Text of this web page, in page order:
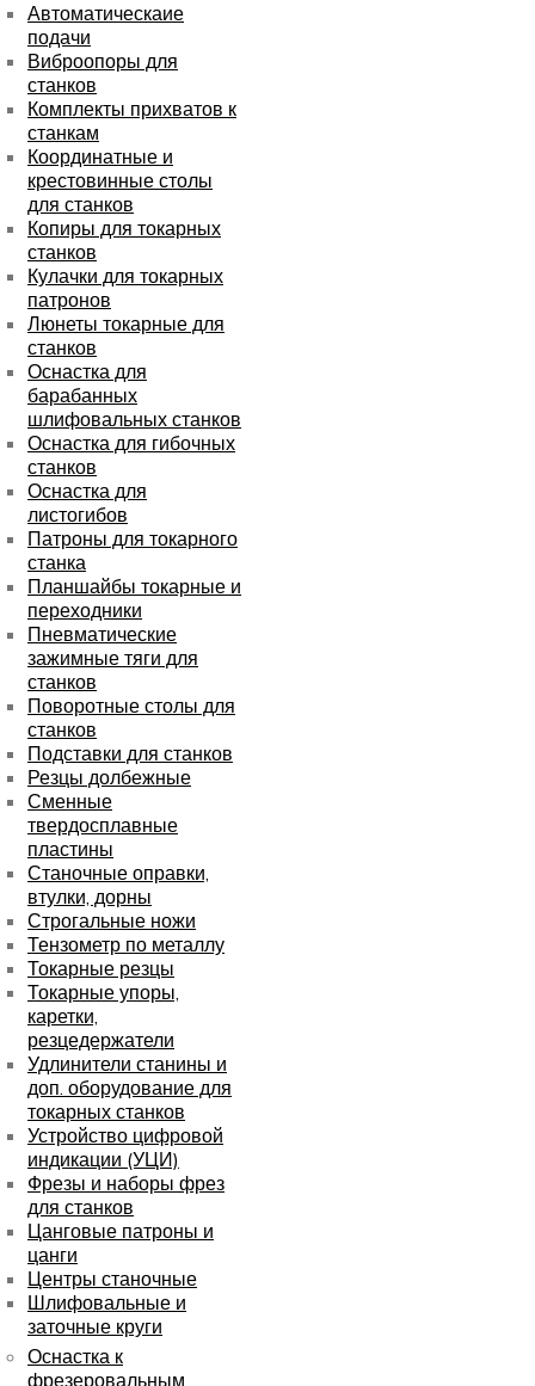
Автоматическаие
подачи
Виброопоры для
станков
Комплекты прихватов к
станкам
Координатные и
крестовинные столы
для станков
Копиры для токарных
станков
Кулачки для токарных
патронов
Люнеты токарные для
станков
Оснастка для
барабанных
шлифовальных станков
Оснастка для гибочных
станков
Оснастка для
листогибов
Патроны для токарного
станка
Планшайбы токарные и
переходники
Пневматические
зажимные тяги для
станков
Поворотные столы для
станков
Подставки для станков
Резцы долбежные
Сменные
твердосплавные
пластины
Станочные оправки,
втулки, дорны
Строгальные ножи
Тензометр по металлу
Токарные резцы
Токарные упоры,
каретки,
резцедержатели
Удлинители станины и
доп. оборудование для
токарных станков
Устройство цифровой
индикации (УЦИ)
Фрезы и наборы фрез
для станков
Цанговые патроны и
цанги
Центры станочные
Шлифовальные и
заточные круги
Оснастка к
фрезеровальным